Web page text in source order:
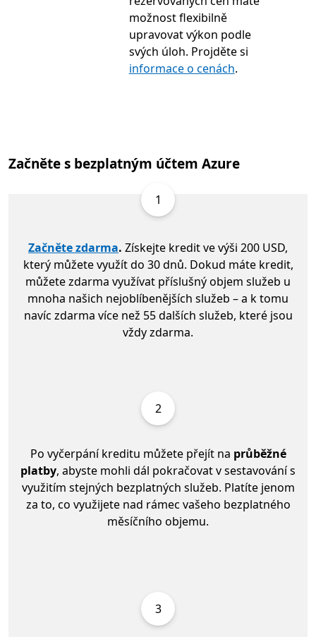
možnost flexibilně
upravovat výkon podle
svých úloh. Projděte si
informace o cenách.
Začněte s bezplatným účtem Azure
1
Začněte zdarma. Získejte kredit ve výši 200 USD,
který můžete využít do 30 dnů. Dokud máte kredit,
můžete zdarma využívat příslušný objem služeb u
mnoha našich nejoblíbenějších služeb – a k tomu
navíc zdarma více než 55 dalších služeb, které jsou
vždy zdarma.
2
Po vyčerpání kreditu můžete přejít na průběžné
platby, abyste mohli dál pokračovat v sestavování s
využitím stejných bezplatných služeb. Platíte jenom
za to, co využijete nad rámec vašeho bezplatného
měsíčního objemu.
3